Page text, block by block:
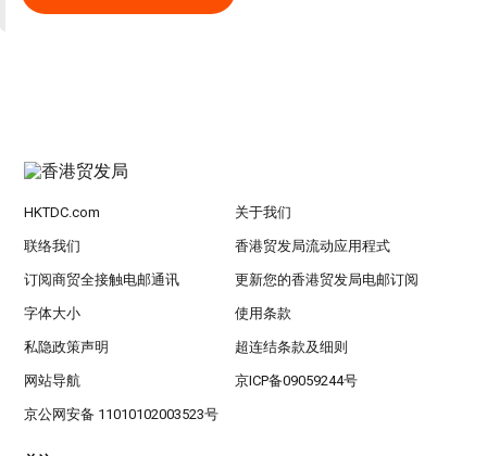
HKTDC.com 关于我们
联络我们 香港贸发局流动应用程式
订阅商贸全接触电邮通讯 更新您的香港贸发局电邮订阅
字体大小 使用条款
私隐政策声明 超连结条款及细则
网站导航 京ICP备09059244号
京公网安备 11010102003523号